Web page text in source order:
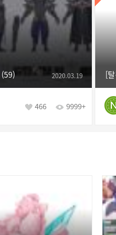
59
466 9999+
2020.03.19